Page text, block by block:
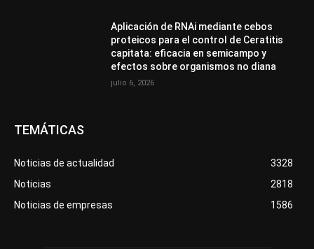
Aplicación de RNAi mediante cebos
proteicos para el control de Ceratitis
capitata: eficacia en semicampo y
efectos sobre organismos no diana
julio 6, 2026
TEMÁTICAS
Noticias de actualidad
3328
Noticias
2818
Noticias de empresas
1586